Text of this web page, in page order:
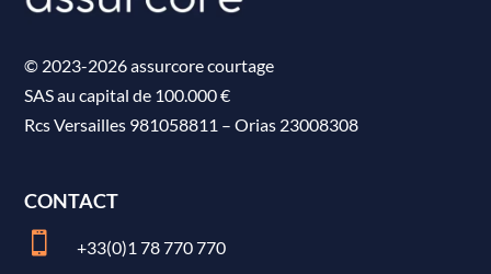
© 2023-2026 assurcore courtage
SAS au capital de 100.000 €
Rcs Versailles 981058811 –Orias 23008308
CONTACT
 +33(0)1 78 770 770